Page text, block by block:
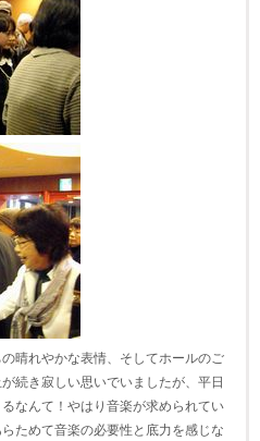
晴れやかな表情、そしてホールのご
続き寂しい思いでいましたが、平日
なんて！やはり音楽が求められてい
ためて音楽の必要性と底力を感じな